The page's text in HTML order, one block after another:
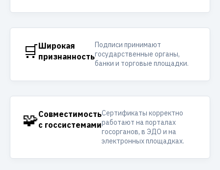
🛒Широкая
признанность
Подписи принимают
государственные органы,
банки и торговые площадки.
🧩Совместимость
с госсистемами
Сертификаты корректно
работают на порталах
госорганов, в ЭДО и на
электронных площадках.